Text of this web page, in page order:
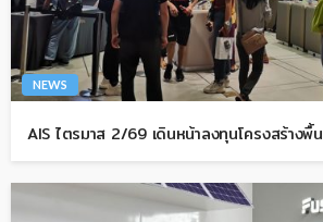
NEWS
AIS ไตรมาส 2/69 เดินหน้าลงทุนโครงสร้างพื้